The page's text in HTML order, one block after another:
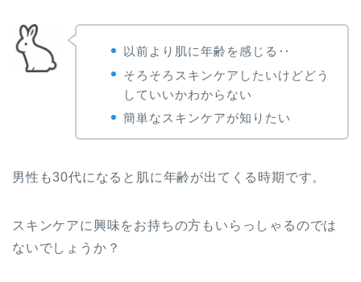
以前より肌に年齢を感じる‥
そろそろスキンケアしたいけどどう
していいかわからない
簡単なスキンケアが知りたい
男性も30代になると肌に年齢が出てくる時期です。
スキンケアに興味をお持ちの方もいらっしゃるのでは
ないでしょうか？